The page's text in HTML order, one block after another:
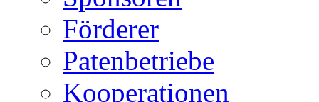
Förderer
Patenbetriebe
Kooperationen